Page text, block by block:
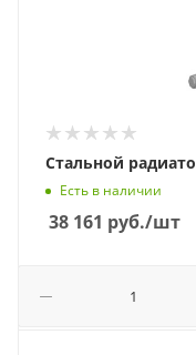
Стальной
Есть в наличии
38 161 руб./шт